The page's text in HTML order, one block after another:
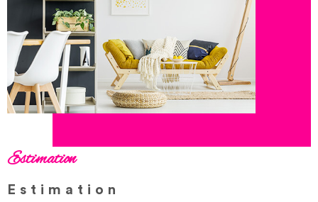
NOUS
Estimation
Estimation
RECHERCHER